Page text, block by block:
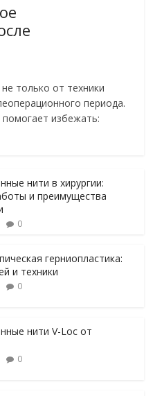
только от техники
периода.
избежать:
нити в хирургии:
и преимущества
0
герниопластика:
и техники
0
нити V-Loc от
0